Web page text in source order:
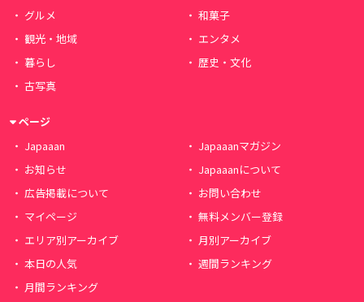
グルメ
和菓子
観光・地域
エンタメ
暮らし
歴史・文化
古写真
ページ
Japaaan
Japaaanマガジン
お知らせ
Japaaanについて
広告掲載について
お問い合わせ
マイページ
無料メンバー登録
エリア別アーカイブ
月別アーカイブ
本日の人気
週間ランキング
月間ランキング